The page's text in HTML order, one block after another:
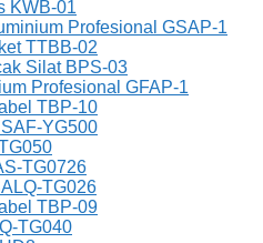
KWB-01
Profesional GSAP-1
TTBB-02
Silat BPS-03
Profesional GFAP-1
TBP-10
YG500
TG0726
TG026
TBP-09
TG040